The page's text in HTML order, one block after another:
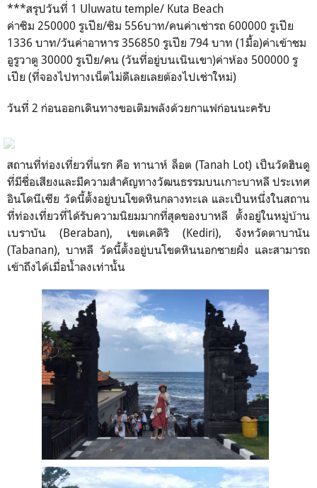
***สรุปวันที่ 1 Uluwatu temple/ Kuta Beach
ค่าซิม 250000 รูเปีย/ซิม 556บาท/คนค่าเช่ารถ 600000 รูเปีย
1336 บาท/วันค่าอาหาร 356850 รูเปีย 794 บาท (1มื้อ)ค่าเข้าชม
อูรูวาตู 30000 รูเปีย/คน (วันที่อยู่บนเนินเขา)ค่าห้อง 500000 รู
เปีย (ที่จองไปทางเน็ตไม่ดีเลยเลยต้องไปเช่าใหม่)
วันที่ 2 ก่อนออกเดินทางขอเติมพลังด้วยกาแฟก่อนนะครับ
สถานที่ท่องเที่ยวที่แรก คือทานาห์ ล็อต (Tanah Lot) เป็นวัดฮินดู
ที่มีชื่อเสียงและมีความสำคัญทางวัฒนธรรมบนเกาะบาหลี ประเทศ
อินโดนีเซีย วัดนี้ตั้งอยู่บนโขดหินกลางทะเล และเป็นหนึ่งในสถาน
ที่ท่องเที่ยวที่ได้รับความนิยมมากที่สุดของบาหลี ตั้งอยู่ในหมู่บ้าน
เบราบัน (Beraban), เขตเคดิริ (Kediri), จังหวัดตาบานัน
(Tabanan), บาหลี วัดนี้ตั้งอยู่บนโขดหินนอกชายฝั่ง และสามารถ
เข้าถึงได้เมื่อน้ำลงเท่านั้น